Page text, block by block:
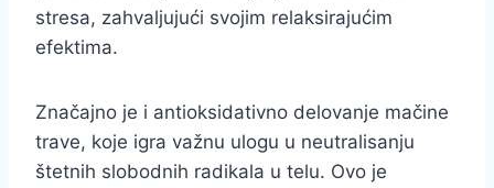
stresa, zahvaljujući svojim relaksirajućim
efektima.
Značajno je i antioksidativno delovanje mačine
trave, koje igra važnu ulogu u neutralisanju
štetnih slobodnih radikala u telu. Ovo je